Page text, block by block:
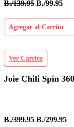
B./139.95 B./99.95
Agregar al Carrito
Ver Carrito
Joie Chili Spin
B./399.95 B./299.95